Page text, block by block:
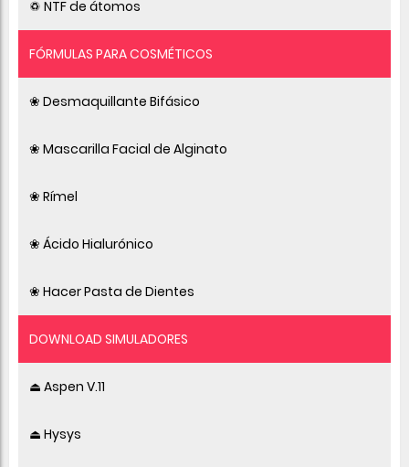
♽ NTF de átomos
FÓRMULAS PARA COSMÉTICOS
❀ Desmaquillante Bifásico
❀ Mascarilla Facial de Alginato
❀ Rímel
❀ Ácido Hialurónico
❀ Hacer Pasta de Dientes
DOWNLOAD SIMULADORES
⏏ Aspen V.11
⏏ Hysys